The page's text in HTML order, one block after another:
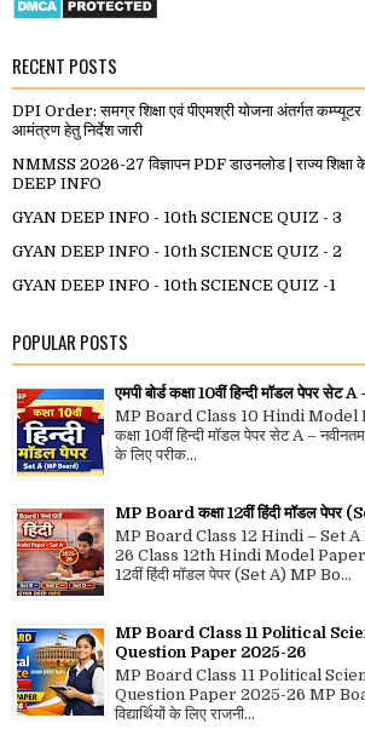
RECENT POSTS
DPI Order: समग्र शिक्षा एवं पीएमश्री योजना अंतर्गत कम्प्यूटर
आमंत्रण हेतु निर्देश जारी
NMMSS 2026-27 विज्ञापन PDF डाउनलोड | राज्य शिक्षा
DEEP INFO
GYAN DEEP INFO - 10th SCIENCE QUIZ - 3
GYAN DEEP INFO - 10th SCIENCE QUIZ - 2
GYAN DEEP INFO - 10th SCIENCE QUIZ -1
POPULAR POSTS
एमपी बोर्ड कक्षा 10वीं हिन्दी मॉडल पेपर सेट
MP Board Class 10 Hindi Model
कक्षा 10वीं हिन्दी मॉडल पेपर सेट A – नवीनतम
के लिए परीक...
MP Board कक्षा 12वीं हिंदी मॉडल पेपर
MP Board Class 12 Hindi – Set
26 Class 12th Hindi Model Paper
12वीं हिंदी मॉडल पेपर (Set A) MP Bo...
MP Board Class 11 Political
Question Paper 2025-26
MP Board Class 11 Political
Question Paper 2025-26 MP
विद्यार्थियों के लिए राजनी...